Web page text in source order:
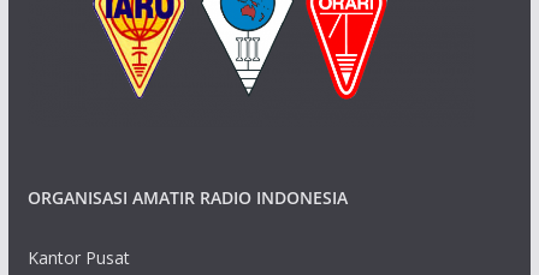
ORGANISASI AMATIR RADIO INDONESIA
Kantor Pusat